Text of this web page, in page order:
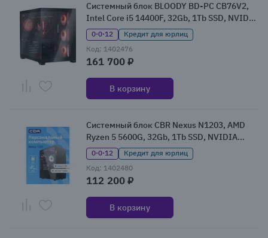
Системный блок BLOODY BD-PC CB76V2,
Intel Core i5 14400F, 32Gb, 1Tb SSD, NVIDIA
GeForce RTX 5060Ti, W11 (2142021)
0·0·12
Кредит для юрлиц
Код: 1402476
161 700 ₽
В корзину
Системный блок CBR Nexus N1203, AMD
Ryzen 5 5600G, 32Gb, 1Tb SSD, NVIDIA
GeForce RTX 3060, W11Pro (N1203-
AMDR520-2x16-RTX3060-1TB)
0·0·12
Кредит для юрлиц
Код: 1402480
112 200 ₽
В корзину